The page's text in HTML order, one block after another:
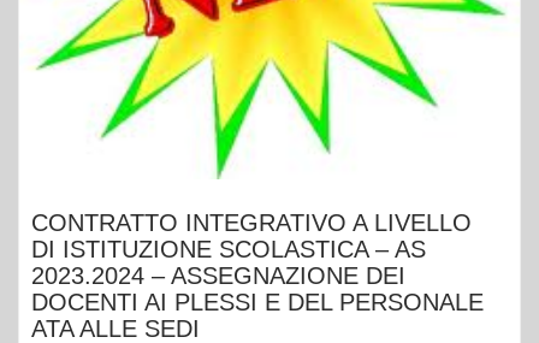
CONTRATTO INTEGRATIVO A LIVELLO
DI ISTITUZIONE SCOLASTICA – AS
2023.2024 – ASSEGNAZIONE DEI
DOCENTI AI PLESSI E DEL PERSONALE
ATA ALLE SEDI